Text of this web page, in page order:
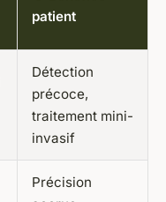
patient
Détection
précoce,
traitement mini-
invasif
Précision